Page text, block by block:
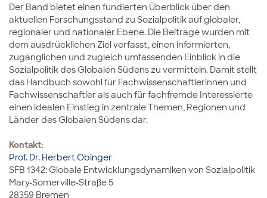
Der Band bietet einen fundierten Überblick über den
aktuellen Forschungsstand zu Sozialpolitik auf globaler,
regionaler und nationaler Ebene. Die Beiträge wurden mit
dem ausdrücklichen Ziel verfasst, einen informierten,
zugänglichen und zugleich umfassenden Einblick in die
Sozialpolitik des Globalen Südens zu vermitteln. Damit stellt
das Handbuch sowohl für Fachwissenschaftlerinnen und
Fachwissenschaftler als auch für fachfremde Interessierte
einen idealen Einstieg in zentrale Themen, Regionen und
Länder des Globalen Südens dar.
Kontakt:
Prof. Dr. Herbert Obinger
SFB 1342: Globale Entwicklungsdynamiken von Sozialpolitik
Mary-Somerville-Straße 5
28359 Bremen